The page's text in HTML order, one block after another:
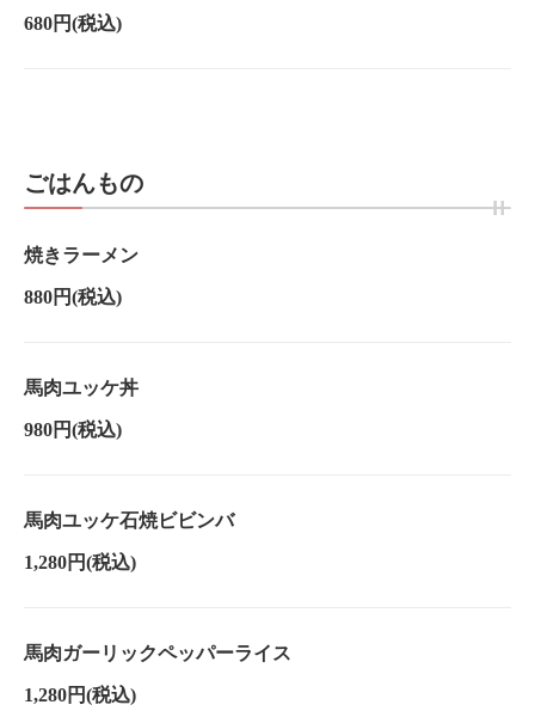
680円(税込)
ごはんもの
焼きラーメン
880円(税込)
馬肉ユッケ丼
980円(税込)
馬肉ユッケ石焼ビビンバ
1,280円(税込)
馬肉ガーリックペッパーライス
1,280円(税込)